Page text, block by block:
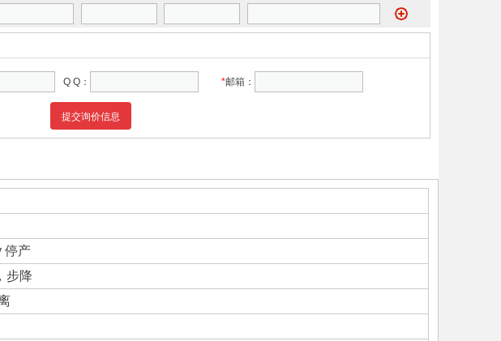
Q Q： *邮箱：
提交询价信息
停产
步降